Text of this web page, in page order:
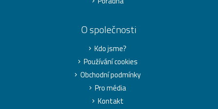
O společnosti
Kdo jsme?
Používání cookies
Obchodní podmínky
Pro média
Kontakt